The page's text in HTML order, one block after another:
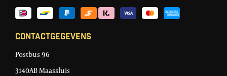
Contactgegevens
Postbus 96
3140AB Maassluis